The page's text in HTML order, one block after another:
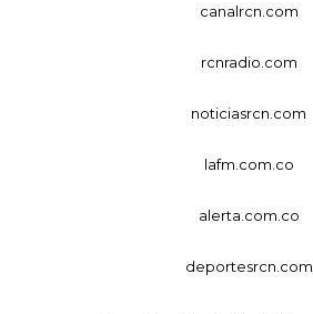
canalrcn.com
rcnradio.com
noticiasrcn.com
lafm.com.co
alerta.com.co
deportesrcn.com